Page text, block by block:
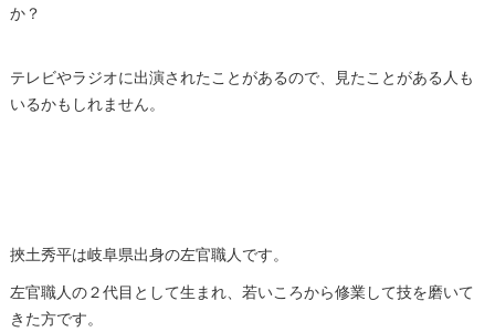
か？
テレビやラジオに出演されたことがあるので、見たことがある人も
いるかもしれません。
挾土秀平は岐阜県出身の左官職人です。
左官職人の２代目として生まれ、若いころから修業して技を磨いて
きた方です。